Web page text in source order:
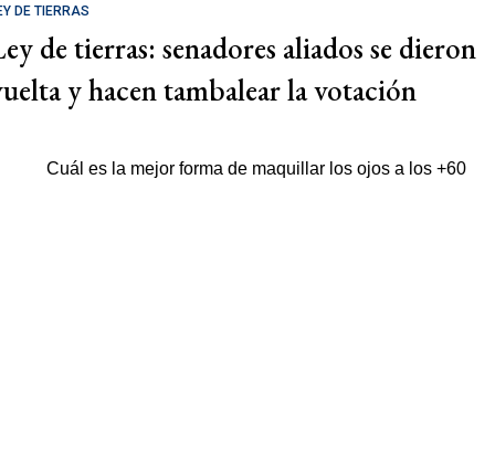
DE TIERRAS
de tierras: senadores aliados se dieron
y hacen tambalear la votación